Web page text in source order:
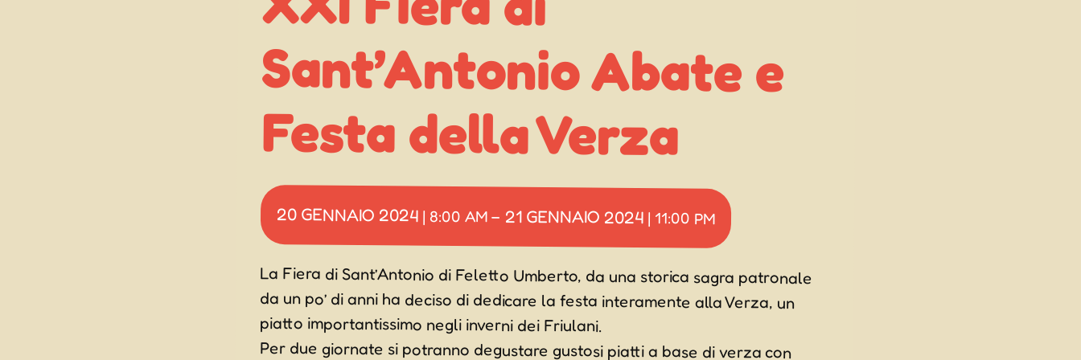
Festa della Verza
20 GENNAIO 2024 | 8:00 AM– 21 GENNAIO 2024 | 11:00 PM
La Fiera di Sant’Antonio di Feletto Umberto, da una storica sagra patronale
da un po’ di anni ha deciso di dedicare la festa interamente alla Verza, un
piatto importantissimo negli inverni dei Friulani.
Per due giornate si potranno degustare gustosi piatti a base di verza con
menù personalizzati proposti dai ristoranti e dalle osterie di Feletto (potrete
trovare i vari menù, qui sotto). Ma Verze con salsiccia si potranno degustare